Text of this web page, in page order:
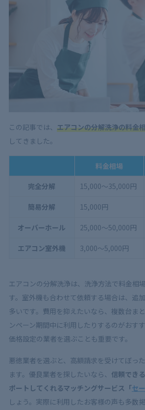
この記事では、 エアコンの分解洗浄の料金
してきました。
料金相場
完全分解 15,000〜35,000円
簡易分解 15,000円
オーバーホール 25,000〜50,000円
エアコン室外機 3,000〜5,000円
エアコンの分解洗浄は、洗浄方法で料金相
す。室外機も合わせて依頼する場合は、追
多いです。費用を抑えたいなら、複数台ま
ンペーン期間中に利用したりするのがおす
価格設定の業者を選ぶことも重要です。
悪徳業者を選ぶと、高額請求を受けてぼっ
ます。優良業者を探したいなら、 信頼でき
ポートしてくれるマッチングサービス「セ
しょう。実際に利用したお客様の声も多数